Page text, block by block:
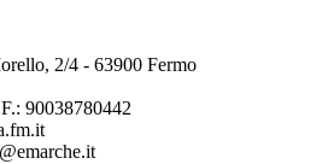
2/4 - 63900 Fermo
90038780442